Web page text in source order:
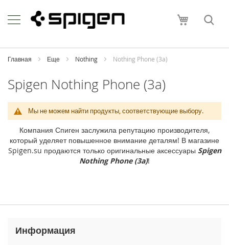
to
Content
Моя
h
o
i
P
h
e
1
M
Главная Еще Nothing Nothing Phone (3a)
Spigen Nothing Phone (3a)
Мы не можем найти продукты, соответствующие выбору.
Компания Спиген заслужила репутацию производителя,
который уделяет повышенное внимание деталям! В магазине
Spigen.su продаются только оригинальные аксессуары Spigen
Nothing Phone (3a)!
Информация